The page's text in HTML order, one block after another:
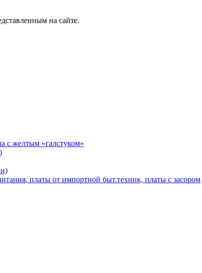
на сайте.
с желтым «галстуком»
платы от импортной быт.техник, платы с засором